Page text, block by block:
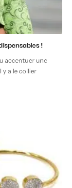
!
accentuer une
y a le collier